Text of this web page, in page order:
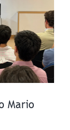
Mario